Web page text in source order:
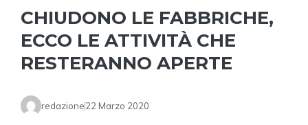
CHIUDONO LE FABBRICHE,
ECCO LE ATTIVITÀ CHE
RESTERANNO APERTE
redazione22 Marzo 2020